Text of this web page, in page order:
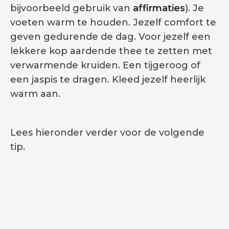
bijvoorbeeld gebruik van affirmaties). Je
voeten warm te houden. Jezelf comfort te
geven gedurende de dag. Voor jezelf een
lekkere kop aardende thee te zetten met
verwarmende kruiden. Een tijgeroog of
een jaspis te dragen. Kleed jezelf heerlijk
warm aan.
Lees hieronder verder voor de volgende
tip.